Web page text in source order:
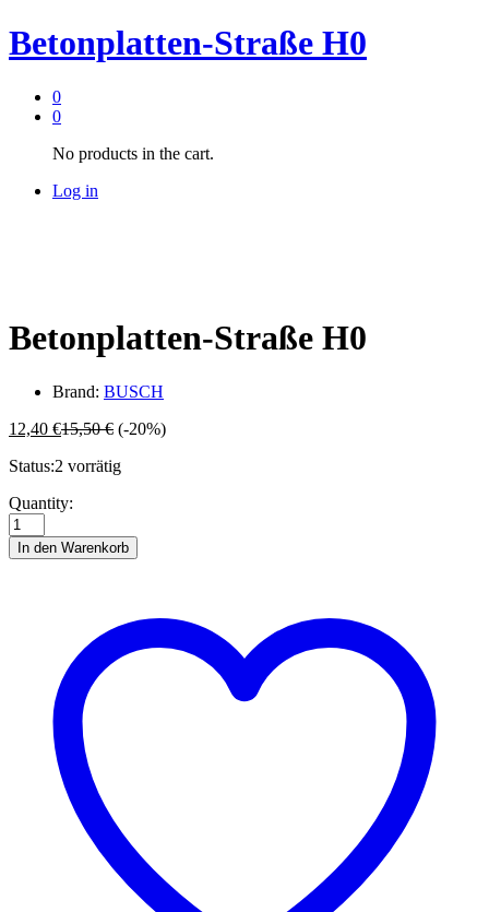
Betonplatten-Straße H0
0
0
No products in the cart.
Log in
Betonplatten-Straße H0
Brand: BUSCH
12,40 €15,50€ (-20%)
Status:2 vorrätig
Betonplatten-
Straße
H0
quantity
Quantity:
In den Warenkorb